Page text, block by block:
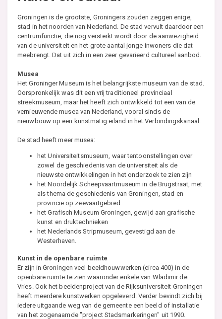
Groningen is de grootste, Groningers zouden zeggen enige,
stad in het noorden van Nederland. De stad vervult daardoor een
centrumfunctie, die nog versterkt wordt door de aanwezigheid
van de universiteit en het grote aantal jonge inwoners die dat
meebrengt. Dat uit zich in een zeer gevarieerd cultureel aanbod.
Musea
Het Groninger Museum is het belangrijkste museum van de stad.
Oorspronkelijk was dit een vrij traditioneel provinciaal
streekmuseum, maar het heeft zich ontwikkeld tot een van de
vernieuwende musea van Nederland, vooral sinds de
nieuwbouw op een kunstmatig eiland in het Verbindingskanaal.
De stad heeft meer musea:
het Universiteitsmuseum, waar tentoonstellingen over
zowel de geschiedenis van de universiteit als de
nieuwste ontwikkelingen in het onderzoek te zien zijn
het Noordelijk Scheepvaartmuseum in de Brugstraat, met
als thema de geschiedenis van Groningen, stad en
provincie op zeevaartgebied
het Grafisch Museum Groningen, gewijd aan grafische
kunst en druktechnieken
het Nederlands Stripmuseum, gevestigd aan de
Westerhaven.
Kunst in de openbare ruimte
Er zijn in Groningen veel beeldhouwwerken (circa 400) in de
openbare ruimte te zien waaronder enkele van Wladimir de
Vries. Ook het beeldenproject van de Rijksuniversiteit Groningen
heeft meerdere kunstwerken opgeleverd. Verder bevindt zich bij
iedere uitgaande weg van de gemeente een beeld of installatie
van het zogenaamde "project Stadsmarkeringen" uit 1990.